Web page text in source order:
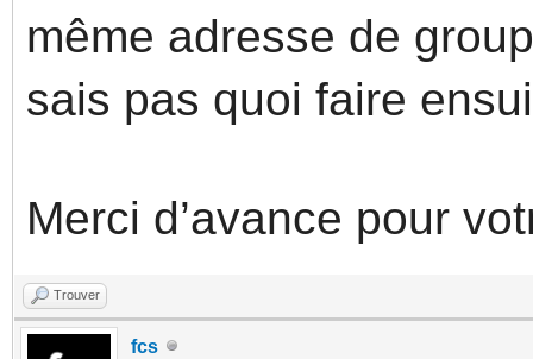
même adresse de
sais pas quoi faire
Merci d’avance pour
Trouver
fcs